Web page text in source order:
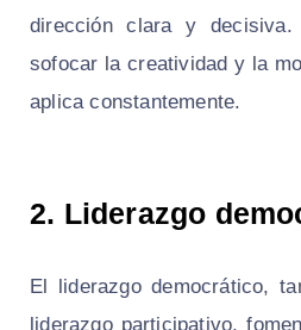
dirección clara y decisiva.
sofocar la creatividad y la
aplica constantemente.
2. Liderazgo
El liderazgo democrático,
liderazgo participativo,